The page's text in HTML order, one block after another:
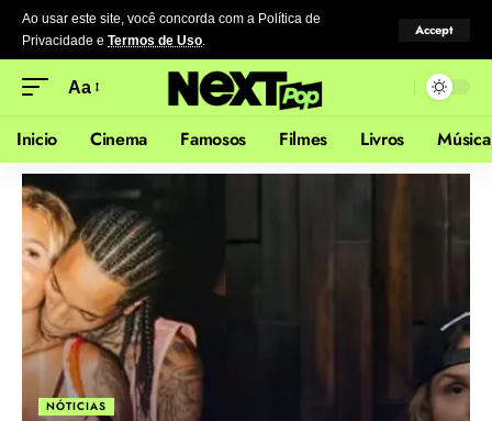
Ao usar este site, você concorda com a Política de
Privacidade e Termos de Uso.
Accept
Aa
Inicio Cinema Famosos Filmes Livros Música
NÓTICIAS